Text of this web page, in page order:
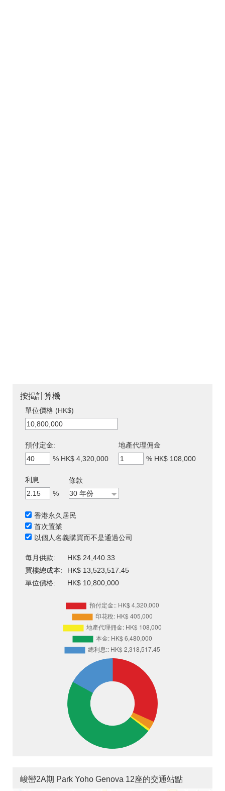
按揭計算機
單位價格 (HK$)
預付定金:
% HK$ 4,320,000
地產代理佣金
% HK$ 108,000
利息
%
條款
香港永久居民
首次置業
以個人名義購買而不是通過公司
每月供款:
HK$ 24,440.33
買樓總成本:
HK$ 13,523,517.45
單位價格:
HK$ 10,800,000
峻巒2A期 Park Yoho Genova 12座的交通站點